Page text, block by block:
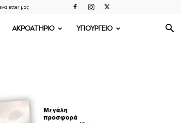
μας
ΑΚΡΟΑΤΗΡΙΟ ΥΠΟΥΡΓΕΙΟ